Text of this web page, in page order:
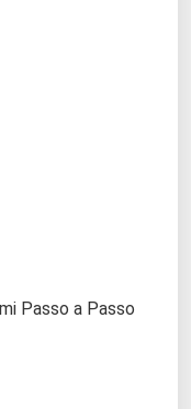
Passo a Passo